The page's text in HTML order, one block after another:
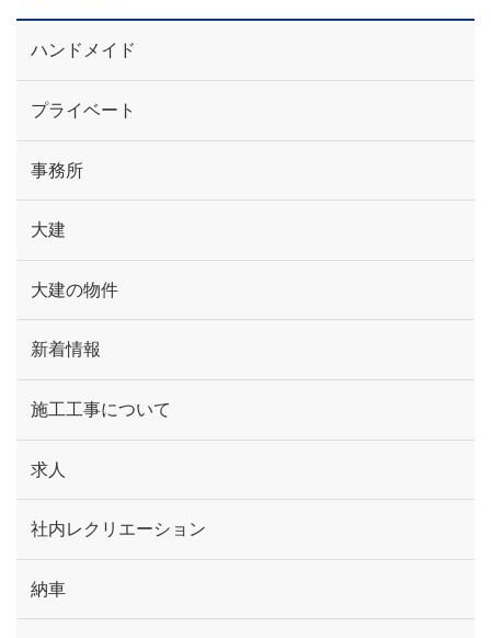
ハンドメイド
プライベート
事務所
大建
大建の物件
新着情報
施工工事について
求人
社内レクリエーション
納車